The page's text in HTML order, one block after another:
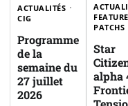
ACTUALITÉS
CIG
Programme
de la
semaine du
27 juillet
2026
PATCHS
Star
alpha